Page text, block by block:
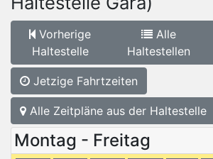
Vorherige
Haltestelle
Alle
Haltestellen
Jetzige Fahrtzeiten
Alle Zeitpläne aus der Haltestelle
Montag - Freitag